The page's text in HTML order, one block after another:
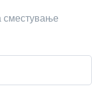
сместување